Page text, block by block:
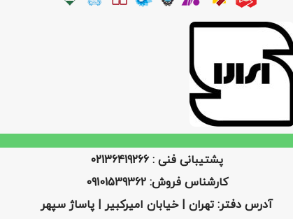
پشتیبانی فنی : 02136419266
کارشناس فروش: 09101539362
آدرس دفتر: تهران | خیابان امیرکبیر | پاساژ سپهر